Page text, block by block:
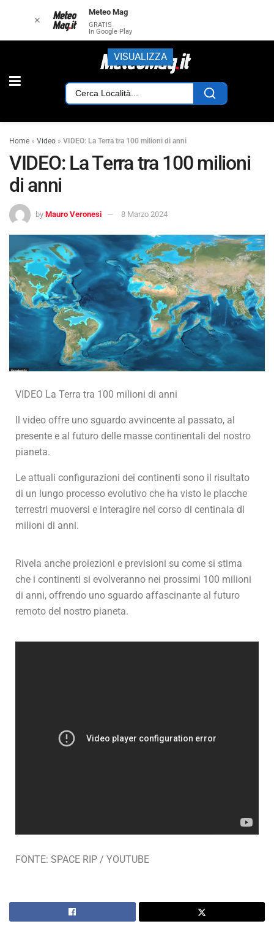
Home » Video » VIDEO: La Terra tra 100 milioni di anni
VIDEO: La Terra tra 100 milioni
di anni
by Mauro Veronesi 8 Marzo 2024
VIDEO La Terra tra 100 milioni di anni
Il video offre uno sguardo avvincente al passato, al
presente e al futuro delle masse continentali del nostro
pianeta.
Le attuali configurazioni dei continenti sono il risultato
di un lungo processo evolutivo che ha visto le placche
terrestri muoversi e interagire nel corso di centinaia di
milioni di anni.
Rivela anche proiezioni e previsioni su come si stima
che i continenti si evolveranno nei prossimi 100 milioni
di anni, offrendo uno sguardo affascinante al futuro
remoto del nostro pianeta.
FONTE: SPACE RIP / YOUTUBE
✕
Meteo Mag
GRATIS
In Google Play
VISUALIZZA